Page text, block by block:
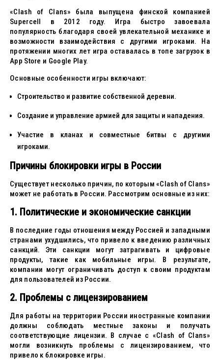
«Clash of Clans» была выпущена финской компанией
Supercell в 2012 году. Игра быстро завоевала
популярность благодаря своей увлекательной механике и
возможности взаимодействия с другими игроками. На
протяжении многих лет игра оставалась в топе загрузок в
App Store и Google Play.
Основные особенности игры включают:
Строительство и развитие собственной деревни.
Создание и управление армией для защиты и нападения.
Участие в кланах и совместные битвы с другими
игроками.
Причины блокировки игры в России
Существует несколько причин, по которым «Clash of Clans»
может не работать в России. Рассмотрим основные из них:
1. Политические и экономические санкции
В последние годы отношения между Россией и западными
странами ухудшились, что привело к введению различных
санкций. Эти санкции могут затрагивать и цифровые
продукты, такие как мобильные игры. В результате,
компании могут ограничивать доступ к своим продуктам
для пользователей из России.
2. Проблемы с лицензированием
Для работы на территории России иностранные компании
должны соблюдать местные законы и получать
соответствующие лицензии. В случае с «Clash of Clans»
могли возникнуть проблемы с лицензированием, что
привело к блокировке игры.